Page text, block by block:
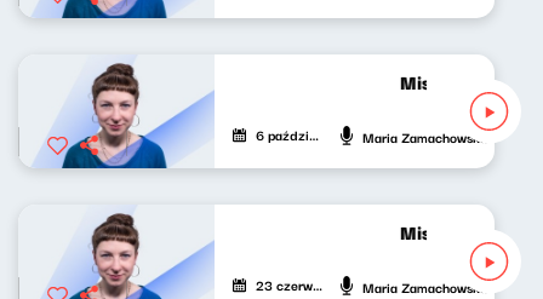
Mistrzowie
6 października 2024 Maria Zamachowska
Mistrzowie
23 czerwca 2024 Maria Zamachowska